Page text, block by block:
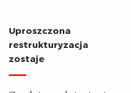
Uproszczona
restrukturyzacja
zostaje